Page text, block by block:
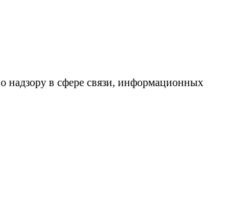
в сфере связи, информационных